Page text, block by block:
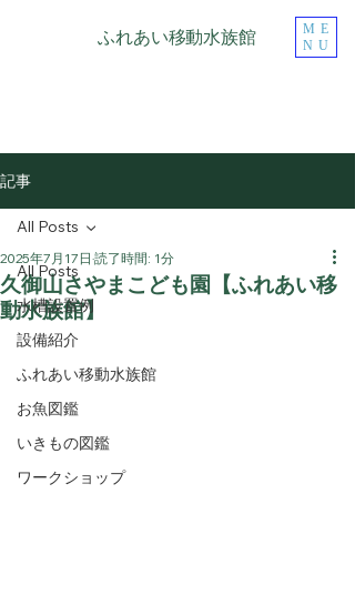
ふれあい移動水族館
ME
NU
記事
All Posts
水槽設置例
設備紹介
ふれあい移動水族館
お魚図鑑
いきもの図鑑
ワークショップ
All Posts
久御山さやまこども園【ふれあい移
動水族館】
2025年7月17日 読了時間: 1分